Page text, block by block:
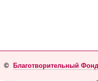
© Благотворительный